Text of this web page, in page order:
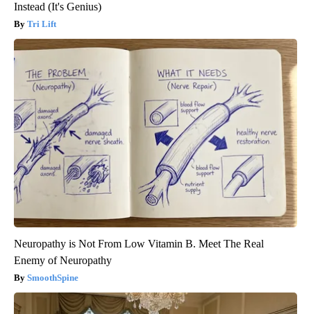
Instead (It's Genius)
Tri Lift
Neuropathy is Not From Low Vitamin B. Meet The Real
Enemy of Neuropathy
SmoothSpine